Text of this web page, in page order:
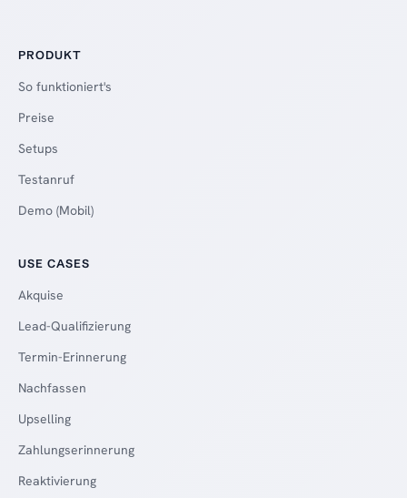
PRODUKT
So funktioniert's
Preise
Setups
Testanruf
Demo (Mobil)
USE CASES
Akquise
Lead-Qualifizierung
Termin-Erinnerung
Nachfassen
Upselling
Zahlungserinnerung
Reaktivierung